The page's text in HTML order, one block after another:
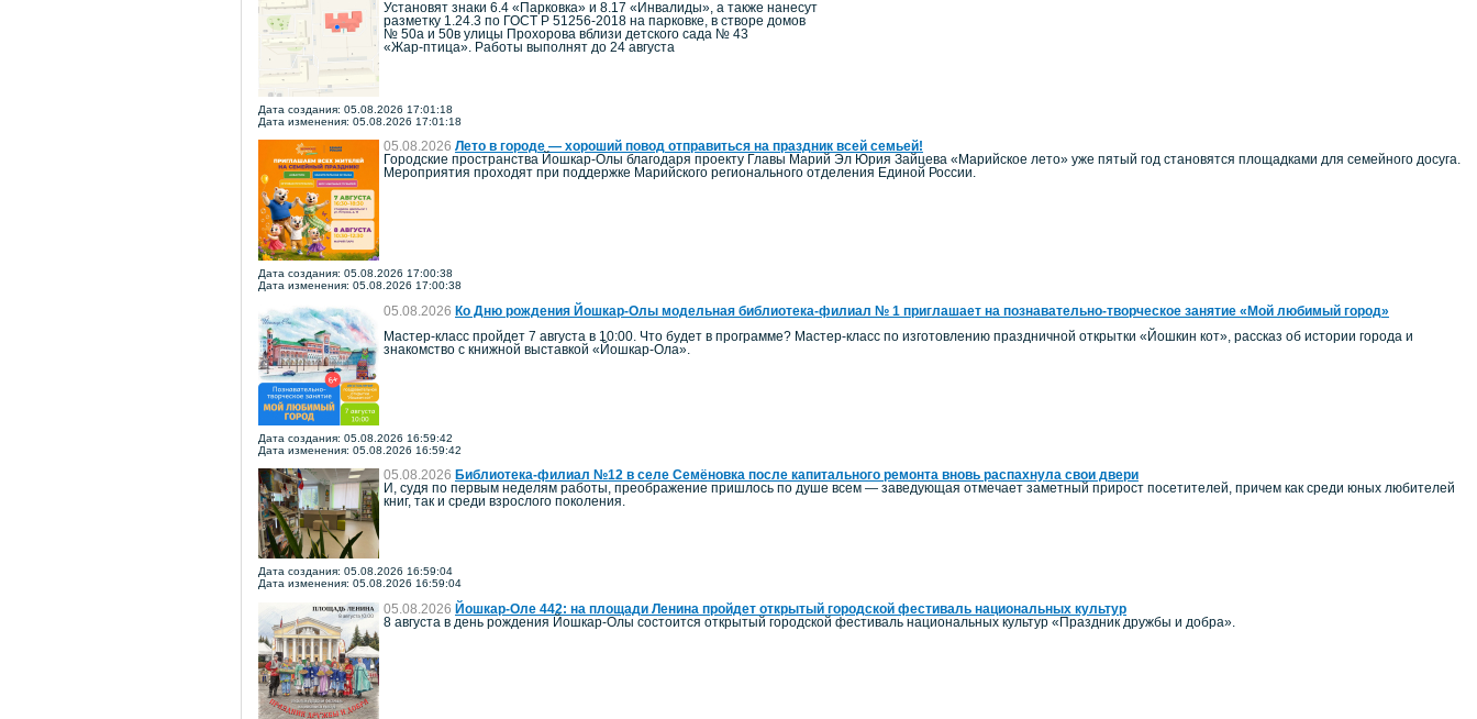
Установят знаки 6.4 «Парковка» и 8.17 «Инвалиды», а также нанесут
разметку 1.24.3 по ГОСТ Р 51256-2018 на парковке, в створе домов
№ 50а и 50в улицы Прохорова вблизи детского сада № 43
«Жар-птица». Работы выполнят до 24 августа
Дата создания: 05.08.2026 17:01:18
Дата изменения: 05.08.2026 17:01:18
05.08.2026 Лето в городе — хороший повод отправиться на праздник всей семьей!
Городские пространства Йошкар-Олы благодаря проекту Главы Марий Эл Юрия Зайцева «Марийское лето» уже пятый год становятся площадками для семейного досуга.
Мероприятия проходят при поддержке Марийского регионального отделения Единой России.
Дата создания: 05.08.2026 17:00:38
Дата изменения: 05.08.2026 17:00:38
05.08.2026 Ко Дню рождения Йошкар-Олы модельная библиотека-филиал № 1 приглашает на познавательно-творческое занятие «Мой любимый город»
Мастер-класс пройдет 7 августа в 10:00. Что будет в программе? Мастер-класс по изготовлению праздничной открытки «Йошкин кот», рассказ об истории города и
знакомство с книжной выставкой «Йошкар-Ола».
Дата создания: 05.08.2026 16:59:42
Дата изменения: 05.08.2026 16:59:42
05.08.2026 Библиотека-филиал №12 в селе Семёновка после капитального ремонта вновь распахнула свои двери
И, судя по первым неделям работы, преображение пришлось по душе всем — заведующая отмечает заметный прирост посетителей, причем как среди юных любителей
книг, так и среди взрослого поколения.
Дата создания: 05.08.2026 16:59:04
Дата изменения: 05.08.2026 16:59:04
05.08.2026 Йошкар-Оле 442: на площади Ленина пройдет открытый городской фестиваль национальных культур
8 августа в день рождения Йошкар-Олы состоится открытый городской фестиваль национальных культур «Праздник дружбы и добра».